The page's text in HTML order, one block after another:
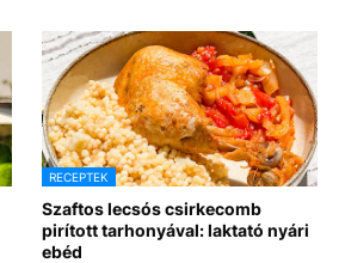
RECEPTEK
Szaftos lecsós csirkecomb
pirított tarhonyával: laktató nyári
ebéd